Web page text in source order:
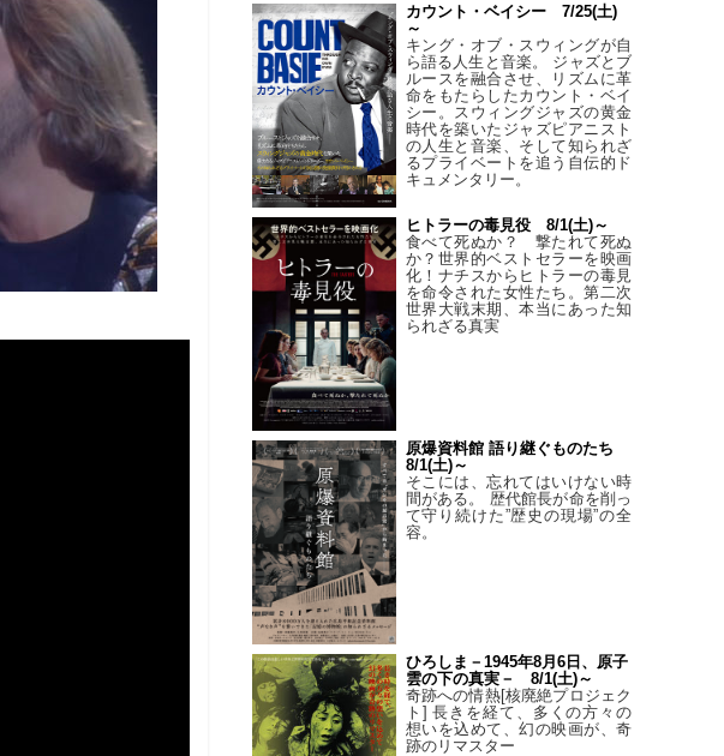
カウント・ベイシー 7/25(土)
～
キング・オブ・スウィングが自
ら語る人生と音楽。 ジャズとブ
ルースを融合させ、リズムに革
命をもたらしたカウント・ベイ
シー。スウィングジャズの黄金
時代を築いたジャズピアニスト
の人生と音楽、そして知られざ
るプライベートを追う自伝的ド
キュメンタリー。
ヒトラーの毒見役 8/1(土)～
食べて死ぬか？ 撃たれて死ぬ
か？世界的ベストセラーを映画
化！ナチスからヒトラーの毒見
を命令された女性たち。第二次
世界大戦末期、本当にあった知
られざる真実
原爆資料館 語り継ぐものたち
8/1(土)～
そこには、忘れてはいけない時
間がある。 歴代館長が命を削っ
て守り続けた”歴史の現場”の全
容。
ひろしま－1945年8月6日、原子
雲の下の真実－ 8/1(土)～
奇跡への情熱[核廃絶プロジェク
ト] 長きを経て、多くの方々の
想いを込めて、幻の映画が、奇
跡のリマスター